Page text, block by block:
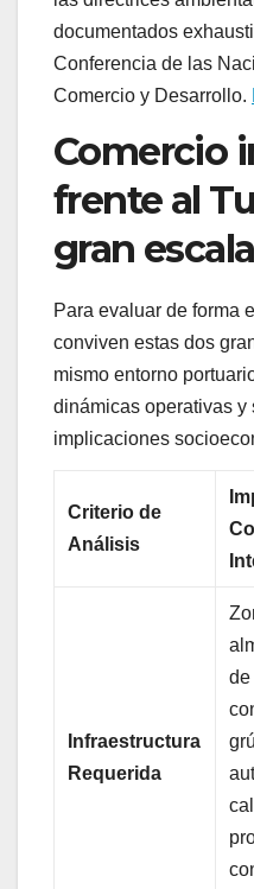
documentados
Conferencia de las
Comercio y Desarrollo.
Comercio
frente al
gran escala
Para evaluar de forma
conviven estas dos
mismo entorno
dinámicas operativas y
implicaciones
Criterio de
Análisis
Infraestructura
Requerida
de